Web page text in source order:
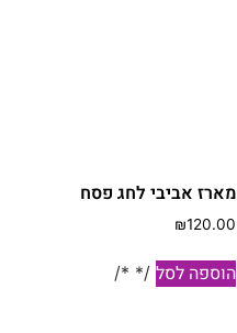
מארז אביבי לחג פסח
₪120.00
הוספה לסל /* */